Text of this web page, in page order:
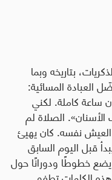
بتاريخه وبما
العبادة المسائية:
ساعة كاملة. لكني
الصلاة لم
نفسه. كان يهيئ
قبل اليوم السابق
خطوطًا ودورانًا حول